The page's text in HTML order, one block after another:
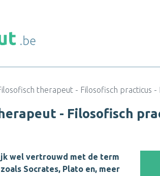
therapeut - Filosofisch practicus
- Filosofisch
wel vertrouwd met de term
zoals Socrates, Plato en, meer